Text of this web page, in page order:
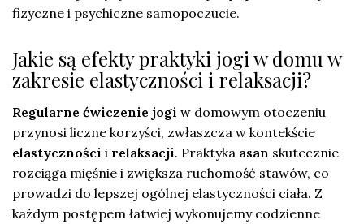
fizyczne i psychiczne samopoczucie.
Jakie są efekty praktyki jogi w domu w
zakresie elastyczności i relaksacji?
Regularne ćwiczenie jogi w domowym otoczeniu
przynosi liczne korzyści, zwłaszcza w kontekście
elastyczności i relaksacji. Praktyka asan skutecznie
rozciąga mięśnie i zwiększa ruchomość stawów, co
prowadzi do lepszej ogólnej elastyczności ciała. Z
każdym postępem łatwiej wykonujemy codzienne